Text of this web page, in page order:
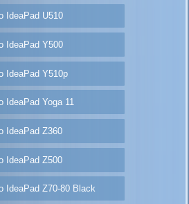
IdeaPad U510
IdeaPad Y500
IdeaPad Y510p
IdeaPad Yoga 11
IdeaPad Z360
IdeaPad Z500
IdeaPad Z70-80 Black